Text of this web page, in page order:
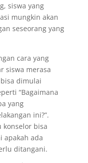
siswa yang
mungkin akan
seseorang yang
cara yang
siswa merasa
dimulai
“Bagaimana
yang
ini?”.
konselor bisa
apakah ada
ditangani.